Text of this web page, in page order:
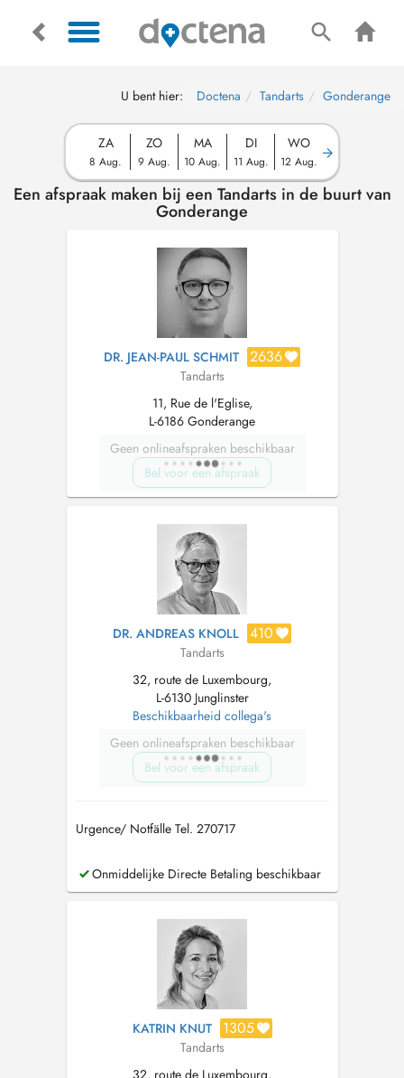
U bent hier: Doctena Tandarts Gonderange
ZA
8 Aug.
ZO
9 Aug.
MA
10 Aug.
DI
11 Aug.
WO
12 Aug.
Een afspraak maken bij een Tandarts in de buurt van
Gonderange
DR. JEAN-PAUL SCHMIT 2636
Tandarts
11, Rue de l'Eglise,
L-6186 Gonderange
Geen onlineafspraken beschikbaar
Bel voor een afspraak
DR. ANDREAS KNOLL 410
Tandarts
32, route de Luxembourg,
L-6130 Junglinster
Beschikbaarheid collega's
Geen onlineafspraken beschikbaar
Bel voor een afspraak
Urgence/ Notfälle Tel. 270717
Onmiddelijke Directe Betaling beschikbaar
KATRIN KNUT 1305
Tandarts
32, route de Luxembourg,